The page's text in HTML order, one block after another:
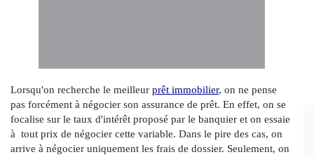
Lorsqu'on recherche le meilleur prêt immobilier, on ne pense
pas forcément à négocier son assurance de prêt. En effet, on se
focalise sur le taux d'intérêt proposé par le banquier et on essaie
à tout prix de négocier cette variable. Dans le pire des cas, on
arrive à négocier uniquement les frais de dossier. Seulement, on